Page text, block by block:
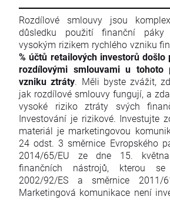
Rozdílové smlouvy jsou
důsledku použití finanční
vysokým rizikem rychlého vzniku
% účtů retailových investorů došlo
rozdílovými smlouvami u tohoto
vzniku ztráty. Měli byste zvážit,
jak rozdílové smlouvy fungují, a
vysoké riziko ztráty svých
Investování je rizikové. Investujte
materiál je marketingovou
24 odst. 3 směrnice Evropského
2014/65/EU ze dne 15.
finančních nástrojů, kterou
2002/92/ES a směrnice 2011/
Marketingová komunikace není